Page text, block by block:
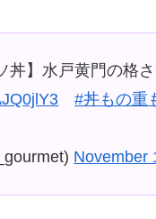
丼】水戸黄門の格
#丼もの重
November